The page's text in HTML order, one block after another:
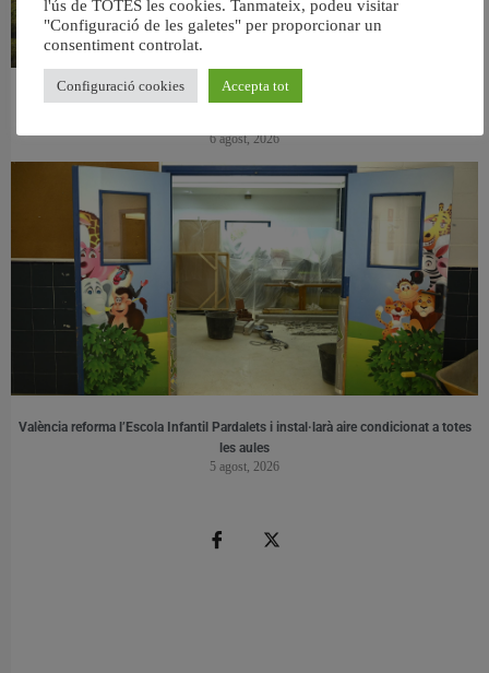
València retira prop de 15.000 litres de residus de la Devesa durant el mes de
6 agost, 2026
València reforma l’Escola Infantil Pardalets i instal·larà aire condicionat a totes
les aules
5 agost, 2026
l'ús de TOTES les cookies. Tanmateix, podeu visitar
"Configuració de les galetes" per proporcionar un
consentiment controlat.
Configuració cookies Accepta tot